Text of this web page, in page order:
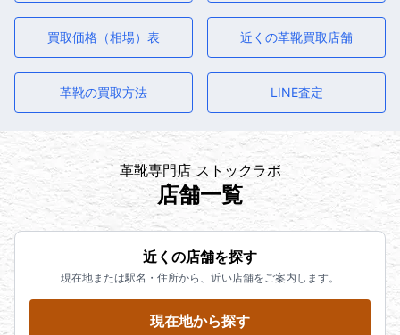
買取価格（相場）表 近くの革靴買取店舗
革靴の買取方法 LINE査定
革靴専門店 ストックラボ
店舗一覧
近くの店舗を探す
現在地または駅名・住所から、近い店舗をご案内します。
現在地から探す